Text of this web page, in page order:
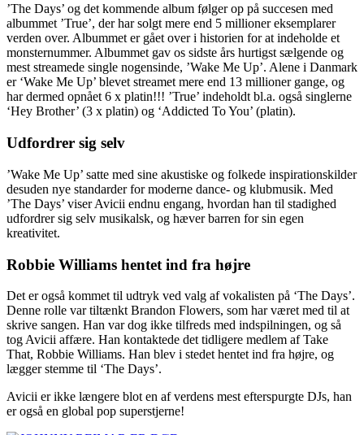
’The Days’ og det kommende album følger op på succesen med
albummet ’True’, der har solgt mere end 5 millioner eksemplarer
verden over. Albummet er gået over i historien for at indeholde et
monsternummer. Albummet gav os sidste års hurtigst sælgende og
mest streamede single nogensinde, ’Wake Me Up’. Alene i Danmark
er ‘Wake Me Up’ blevet streamet mere end 13 millioner gange, og
har dermed opnået 6 x platin!!! ’True’ indeholdt bl.a. også singlerne
‘Hey Brother’ (3 x platin) og ‘Addicted To You’ (platin).
Udfordrer sig selv
’Wake Me Up’ satte med sine akustiske og folkede inspirationskilder
desuden nye standarder for moderne dance- og klubmusik. Med
’The Days’ viser Avicii endnu engang, hvordan han til stadighed
udfordrer sig selv musikalsk, og hæver barren for sin egen
kreativitet.
Robbie Williams hentet ind fra højre
Det er også kommet til udtryk ved valg af vokalisten på ‘The Days’.
Denne rolle var tiltænkt Brandon Flowers, som har været med til at
skrive sangen. Han var dog ikke tilfreds med indspilningen, og så
tog Avicii affære. Han kontaktede det tidligere medlem af Take
That, Robbie Williams. Han blev i stedet hentet ind fra højre, og
lægger stemme til ‘The Days’.
Avicii er ikke længere blot en af verdens mest efterspurgte DJs, han
er også en global pop superstjerne!